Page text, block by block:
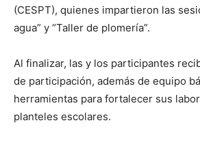
(CESPT), quienes impartieron las
agua” y “Taller de plomería”.
Al finalizar, las y los participantes
de participación, además de equipo
herramientas para fortalecer sus
planteles escolares.